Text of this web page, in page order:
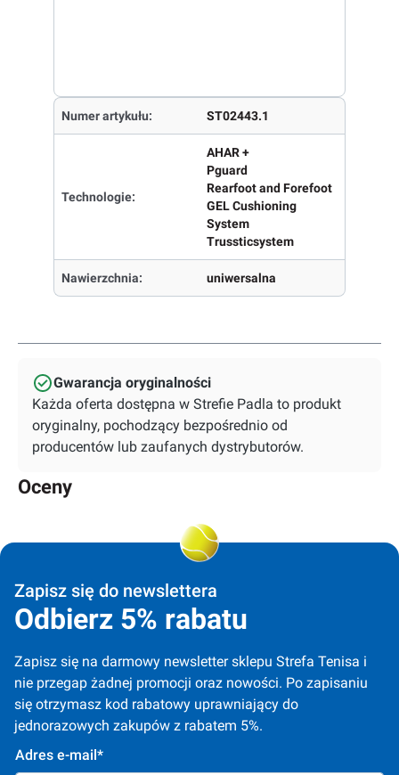
Numer artykułu: ST02443.1
Technologie:
AHAR +
Pguard
Rearfoot and Forefoot
GEL Cushioning
System
Trussticsystem
Nawierzchnia: uniwersalna
Gwarancja oryginalności
Każda oferta dostępna w Strefie Padla to produkt
oryginalny, pochodzący bezpośrednio od
producentów lub zaufanych dystrybutorów.
Oceny
Zapisz się do newslettera
Odbierz 5% rabatu
Zapisz się na darmowy newsletter sklepu Strefa Tenisa i
nie przegap żadnej promocji oraz nowości. Po zapisaniu
się otrzymasz kod rabatowy uprawniający do
jednorazowych zakupów z rabatem 5%.
Adres e-mail*